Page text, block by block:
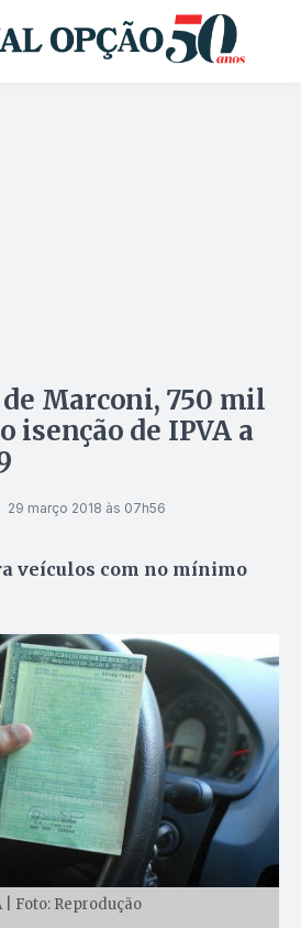
Marconi, 750 mil
isenção de IPVA a
29 março 2018 às 07h56
veículos com no mínimo
| Foto: Reprodução